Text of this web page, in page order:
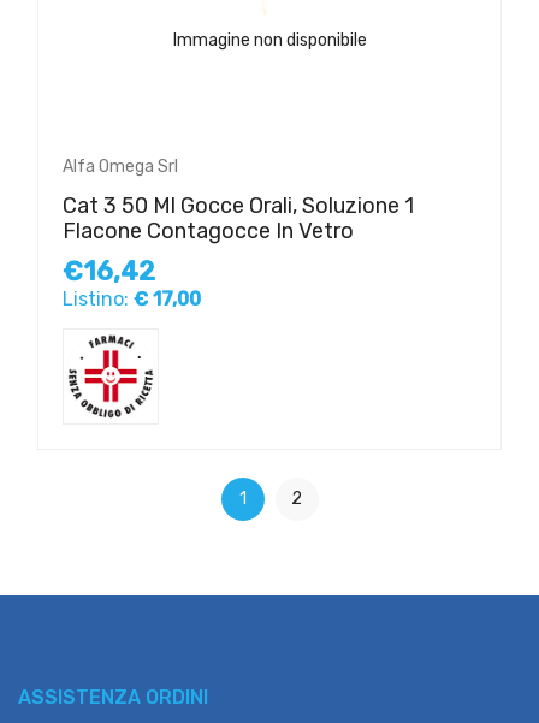
Immagine non disponibile
Alfa Omega Srl
Cat 3 50 Ml Gocce Orali, Soluzione 1
Flacone Contagocce In Vetro
€16,42
Listino: € 17,00
1 2
ASSISTENZA ORDINI